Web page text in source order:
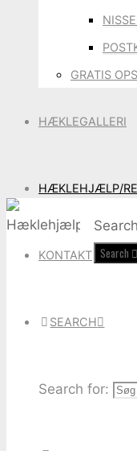
GRATIS
HÆKLEGALLERI
HÆKLEHJÆLP/
KONTAKT
SEARCH
Search for:
Search